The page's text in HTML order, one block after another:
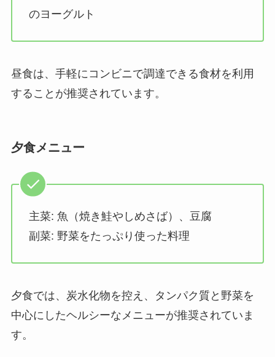
のヨーグルト
昼食は、手軽にコンビニで調達できる食材を利用
することが推奨されています。
夕食メニュー
主菜: 魚（焼き鮭やしめさば）、豆腐
副菜: 野菜をたっぷり使った料理
夕食では、炭水化物を控え、タンパク質と野菜を
中心にしたヘルシーなメニューが推奨されていま
す。